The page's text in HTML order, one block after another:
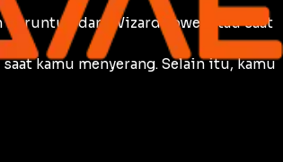
beruntun dari Wizard Tower
atau saat
kamu menyerang. Selain itu, kamu